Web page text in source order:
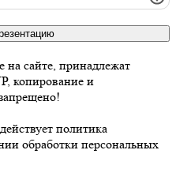
на сайте, принадлежат
копирование и
политика
обработки персональных